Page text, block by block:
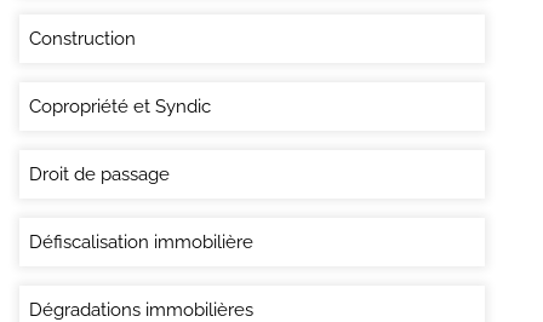
Construction
Copropriété et Syndic
Droit de passage
Défiscalisation immobilière
Dégradations immobilières